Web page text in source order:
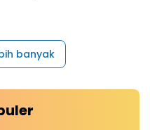
banyak